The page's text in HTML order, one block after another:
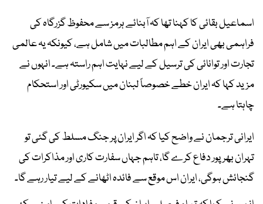
اسماعیل بقائی کا کہنا تھا کہ آبنائے ہرمز سے محفوظ گزرگاہ کی
فراہمی بھی ایران کے اہم مطالبات میں شامل ہے، کیونکہ یہ عالمی
تجارت اور توانائی کی ترسیل کے لیے نہایت اہم راستہ ہے۔ انہوں نے
مزید کہا کہ ایران خطے خصوصاً لبنان میں سکیورٹی اور استحکام
چاہتا ہے۔
ایرانی ترجمان نے واضح کیا کہ اگر ایران پر جنگ مسلط کی گئی تو
تہران بھرپور دفاع کرے گا، تاہم جہاں سفارت کاری اور مذاکرات کی
گنجائش ہوگی، ایران اس موقع سے فائدہ اٹھانے کے لیے تیار رہے گا۔